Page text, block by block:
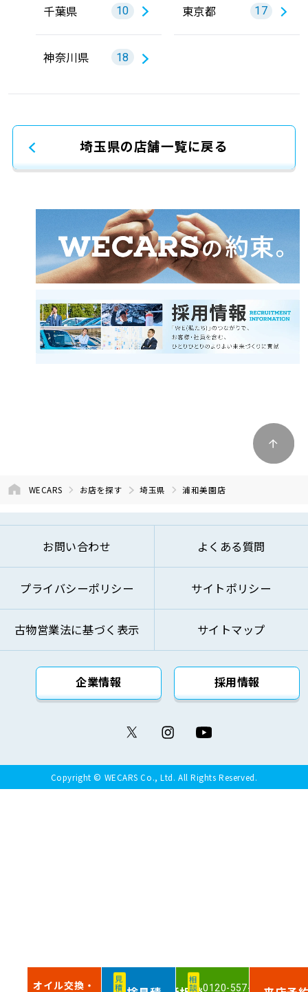
千葉県 10 東京都 17
神奈川県 18
埼玉県の店舗一覧に戻る
オイル交換・
0120-557-720
WECARS お店を探す 埼玉県 浦和美園店
お問い合わせ よくある質問
プライバシーポリシー サイトポリシー
古物営業法に基づく表示 サイトマップ
企業情報 採用情報
Copyright © WECARS Co., Ltd. All Rights Reserved.